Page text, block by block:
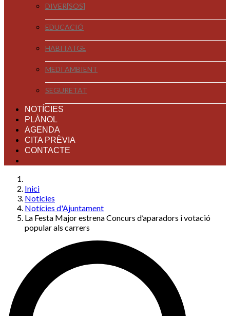
DIVER[SOS]
EDUCACIÓ
HABITATGE
MEDI AMBIENT
SEGURETAT
NOTÍCIES
PLÀNOL
AGENDA
CITA PRÈVIA
CONTACTE
Inici
Notícies
Notícies d'Ajuntament
La Festa Major estrena Concurs d’aparadors i votació
popular als carrers